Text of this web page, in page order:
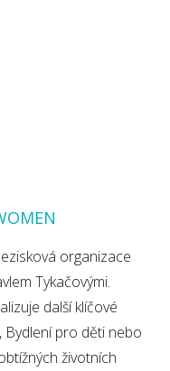
organizace
Tykačovými.
další klíčové
Bydlení pro děti nebo
životních